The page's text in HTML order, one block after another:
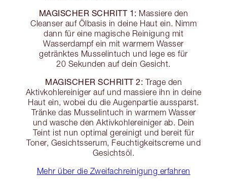
MAGISCHER SCHRITT 1: Massiere den
Cleanser auf Ölbasis in deine Haut ein. Nimm
dann für eine magische Reinigung mit
Wasserdampf ein mit warmem Wasser
getränktes Musselintuch und lege es für
20 Sekunden auf dein Gesicht.
MAGISCHER SCHRITT 2: Trage den
Aktivkohlereiniger auf und massiere ihn in deine
Haut ein, wobei du die Augenpartie aussparst.
Tränke das Musselintuch in warmem Wasser
und wasche den Aktivkohlereiniger ab. Dein
Teint ist nun optimal gereinigt und bereit für
Toner, Gesichtsserum, Feuchtigkeitscreme und
Gesichtsöl.
Mehr über die Zweifachreinigung erfahren